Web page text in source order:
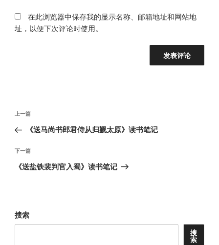
在此浏览器中保存我的显示名称、邮箱地址和网站地
址，以便下次评论时使用。
文
导
航
上
一
文
章
上一篇
《送马尚书郎君侍从归觐太原》读书笔记
下
一
下一篇
《送盐铁裴判官入蜀》读书笔记
搜索
搜
索